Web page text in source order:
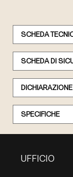
SCHEDA
SCHEDA DI
SPECIFICHE
UFFICIO